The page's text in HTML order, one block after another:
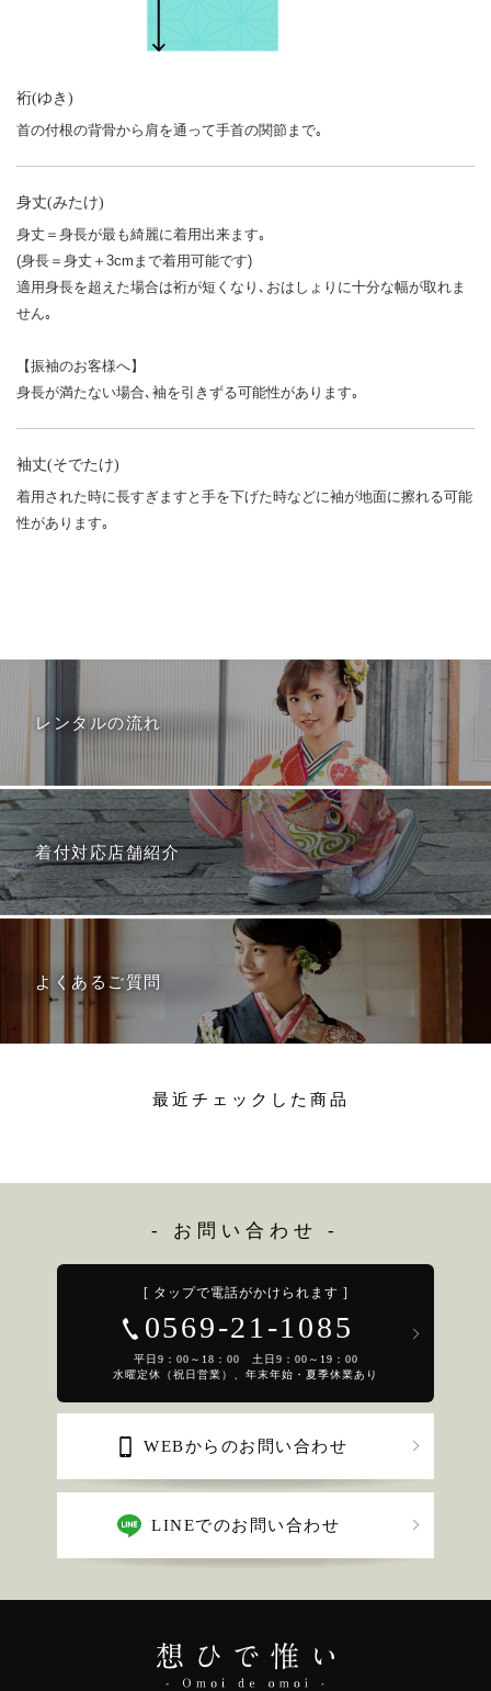
裄(ゆき)
首の付根の背骨から肩を通って手首の関節まで｡
身丈(みたけ)
身丈＝身長が最も綺麗に着用出来ます｡
(身長＝身丈＋3cmまで着用可能です)
適用身長を超えた場合は裄が短くなり､おはしょりに十分な幅が取れま
せん｡
【振袖のお客様へ】
身長が満たない場合､袖を引きずる可能性があります｡
袖丈(そでたけ)
着用された時に長すぎますと手を下げた時などに袖が地面に擦れる可能
性があります｡
レンタルの流れ
着付対応店舗紹介
よくあるご質問
最近チェックした商品
- お問い合わせ -
[ タップで電話がかけられます ]
0569-21-1085
平日9：00～18：00 土日9：00～19：00
水曜定休（祝日営業）、年末年始・夏季休業あり
WEBからのお問い合わせ
LINEでのお問い合わせ